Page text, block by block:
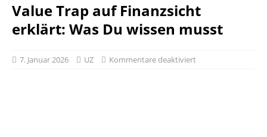
Value Trap auf Finanzsicht
erklärt: Was Du wissen musst
7. Januar 2026 UZ Kommentare deaktiviert